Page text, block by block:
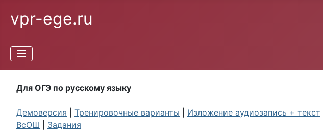
vpr-ege.ru
Для ОГЭ по русскому языку
Демоверсия Тренировочные варианты Изложение аудиозапись + текст
ВсОШ
Задания